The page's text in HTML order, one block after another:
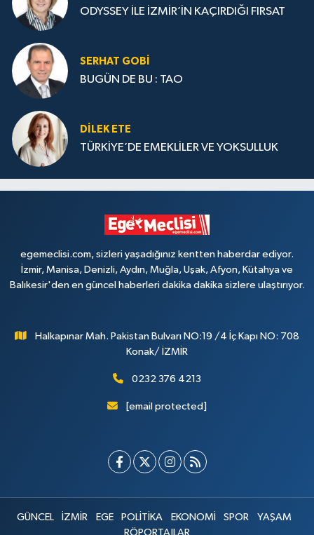
ODYSSEY İLE İZMİR’İN KAÇIRDIĞI FIRSAT
SERHAT GOBİ
BUGÜN DE BU : TAO
DILEK ETE
TÜRKİYE’DE EMEKLİLER VE YOKSULLUK
egemeclisi.com, sizleri yaşadığınız kentten haberdar ediyor.
İzmir, Manisa, Denizli, Aydın, Muğla, Uşak, Afyon, Kütahya ve
Balıkesir'den en güncel haberleri dakika dakika sizlere ulaştırıyor.
Halkapınar Mah. Pakistan Bulvarı NO:19 /4 İç Kapı NO: 708
Konak/ İZMİR
0232 376 4213
[email protected]
GÜNCEL İZMİR EGE POLİTİKA EKONOMİ SPOR
YAŞAM
RÖPORTAJLAR